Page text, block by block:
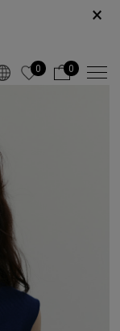
×
0 0